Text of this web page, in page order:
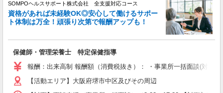
SOMPOヘルスサポート株式会社 全支援対応コース
資格があれば未経験OK◎安心して働けるサポー
ト体制は万全！頑張り次第で報酬アップも！
保健師・管理栄養士 特定保健指導
報酬：出来高制 報酬額（消費税抜き）： ・事業所一括面談(対
【活動エリア】大阪府堺市中区及びその周辺